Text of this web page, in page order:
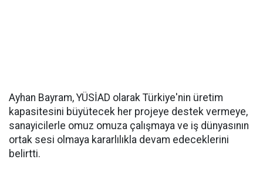
Ayhan Bayram, YÜSİAD olarak Türkiye'nin üretim
kapasitesini büyütecek her projeye destek vermeye,
sanayicilerle omuz omuza çalışmaya ve iş dünyasının
ortak sesi olmaya kararlılıkla devam edeceklerini
belirtti.